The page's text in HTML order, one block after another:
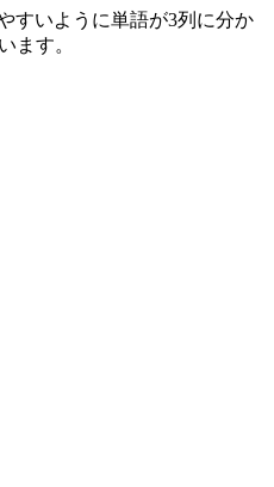
すいように単語が3列に分か
ます。